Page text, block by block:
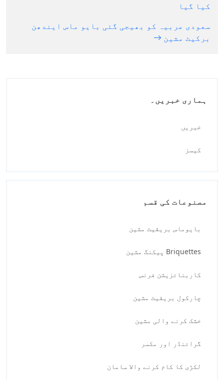
ہماری خبریں۔
خبریں
کیسز
مصنوعات کی قسم
بایوماس بریقیٹ مشین
Briquettes پیکنگ مشین
کاربنائزیشن فرنس
چارکول بریقیٹ مشین
خشک کرنے والی مشین
گرائنڈر اور مکسر
لکڑی کا کام کرنے والا سامان
کیا گیا
سعودی عربیہ کو بھیجی گئی بایو ماس ایندھن
برکیٹ مشین